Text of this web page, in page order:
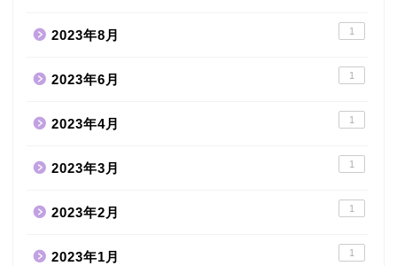
2023年8月 1
2023年6月 1
2023年4月 1
2023年3月 1
2023年2月 1
2023年1月 1